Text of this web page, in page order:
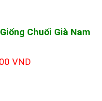
Chuối Già Nam
VND